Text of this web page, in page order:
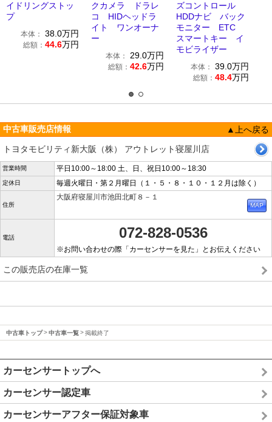
イドリングストッ
プ
本体： 38.0万円
総額： 44.6万円
クカメラ ドラレ
コ HIDヘッドラ
イト ワンオーナ
ー
本体： 29.0万円
総額： 42.6万円
ズコントロール
HDDナビ バック
モニター ETC
スマートキー イ
モビライザー
本体： 39.0万円
総額： 48.4万円
中古車販売店情報
▲上へ戻る
トヨタモビリティ新大阪（株） アウトレット寝屋川店
営業時間 平日10:00～18:00 土、日、祝日10:00～18:30
定休日 毎週火曜日・第２月曜日（１・５・８・１０・１２月は除く）
住所
大阪府寝屋川市池田北町８－１
電話 072-828-0536
※お問い合わせの際「カーセンサーを見た」とお伝えください
この販売店の在庫一覧
中古車トップ 中古車一覧 掲載終了
カーセンサートップへ
カーセンサー認定車
カーセンサーアフター保証対象車